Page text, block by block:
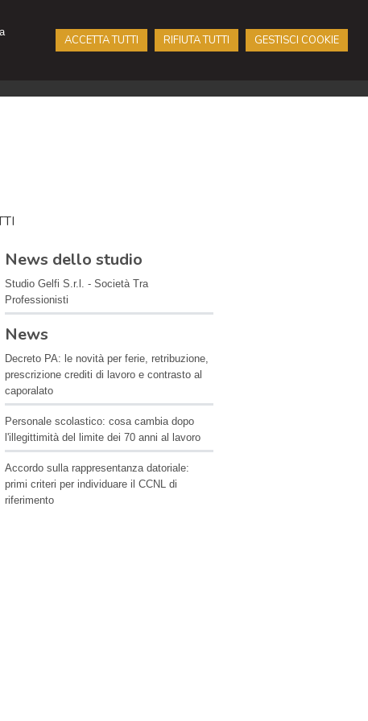
ACCETTA TUTTI RIFIUTA TUTTI GESTISCI COOKIE
News dello studio
Studio Gelfi S.r.l. - Società Tra
Professionisti
News
Decreto PA: le novità per ferie, retribuzione,
prescrizione crediti di lavoro e contrasto al
caporalato
Personale scolastico: cosa cambia dopo
l'illegittimità del limite dei 70 anni al lavoro
Accordo sulla rappresentanza datoriale:
primi criteri per individuare il CCNL di
riferimento